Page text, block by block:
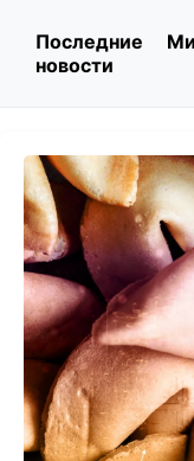
Последние
новости